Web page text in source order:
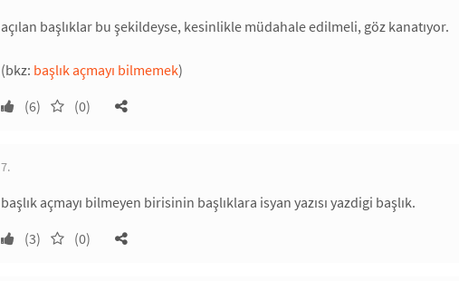
açılan başlıklar bu şekildeyse, kesinlikle müdahale edilmeli, göz kanatıyor.
(bkz: başlık açmayı bilmemek)
(6)
(0)
7.
başlık açmayı bilmeyen birisinin başlıklara isyan yazısı yazdigi başlık.
(3)
(0)